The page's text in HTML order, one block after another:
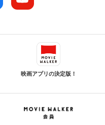
映画アプリの決定版！